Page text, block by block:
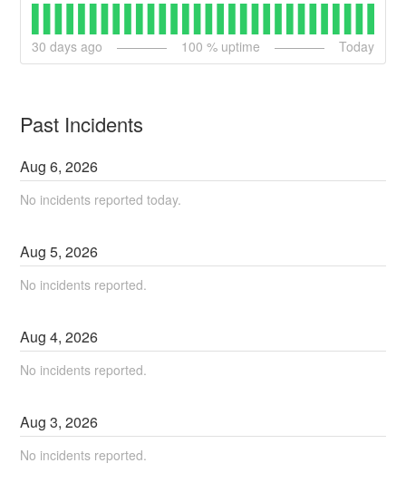
30 days ago 100 % uptime Today
Past Incidents
Aug6,2026
No incidents reported today.
Aug5,2026
No incidents reported.
Aug4,2026
No incidents reported.
Aug3,2026
No incidents reported.